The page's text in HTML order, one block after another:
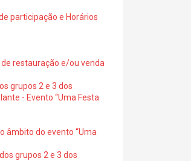
participação e Horários
de restauração e/ou venda
grupos 2 e 3 dos
- Evento “Uma Festa
âmbito do evento “Uma
grupos 2 e 3 dos